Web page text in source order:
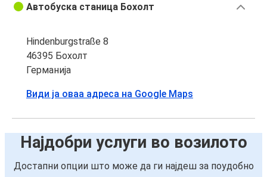
Автобуска станица Бохолт
Hindenburgstraße 8
46395 Бохолт
Германија
Види ја оваа адреса на Google Maps
Најдобри услуги во возилото
Достапни опции што може да ги најдеш за поудобно